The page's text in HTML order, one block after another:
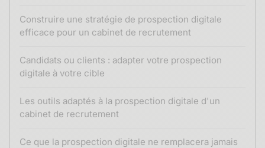
Construire une stratégie de prospection digitale
efficace pour un cabinet de recrutement
Candidats ou clients : adapter votre prospection
digitale à votre cible
Les outils adaptés à la prospection digitale d'un
cabinet de recrutement
Ce que la prospection digitale ne remplacera jamais